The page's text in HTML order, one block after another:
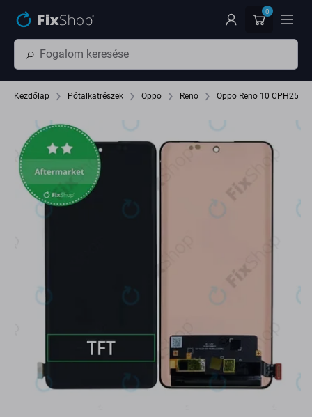
0
Kezdőlap Pótalkatrészek Oppo Reno Oppo Reno 10 CPH2531